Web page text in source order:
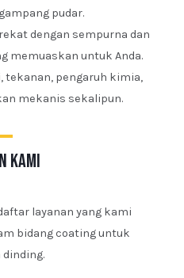
pudar.
dengan sempurna dan
memuaskan untuk Anda.
tekanan, pengaruh kimia,
mekanis sekalipun.
kami
layanan yang kami
bidang coating untuk
dinding.